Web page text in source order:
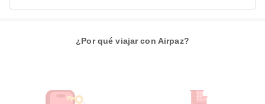
¿Por qué viajar con Airpaz?